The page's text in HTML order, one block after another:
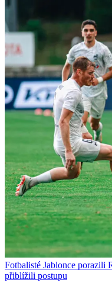
Fotbalisté Jablonce porazili
přiblížili postupu